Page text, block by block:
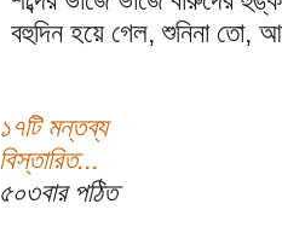
বহুদিন হয়ে গেল, শুনিনা তো,
১৭টি মন্তব্য
বিস্তারিত...
৫০৩বার পঠিত